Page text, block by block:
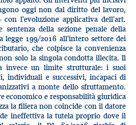
oggi non dal diritto del lavoro,
l'evoluzione applicativa dell'art.
della sezione penale della
legge 199/2016 all'intero settore dei
che colpisce la convenienza
solo la singola condotta illecita. Il
invece un limite strutturale: i suoi
individuali e successivi, incapaci di
a monte dello sfruttamento.
economico e responsabilità giuridica
la filiera non coincide con il datore
ineffettiva la tutela proprio dove il